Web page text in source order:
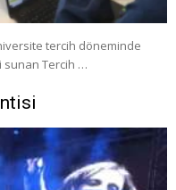
tercih döneminde
sunan Tercih …